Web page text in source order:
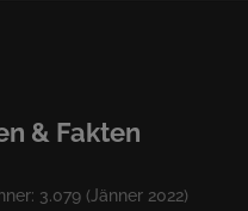
& Fakten
3.079 (Jänner 2022)